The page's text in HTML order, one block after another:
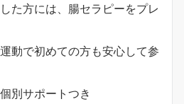
た方には、腸セラピーをプレ
動で初めての方も安心して参
別サポートつき